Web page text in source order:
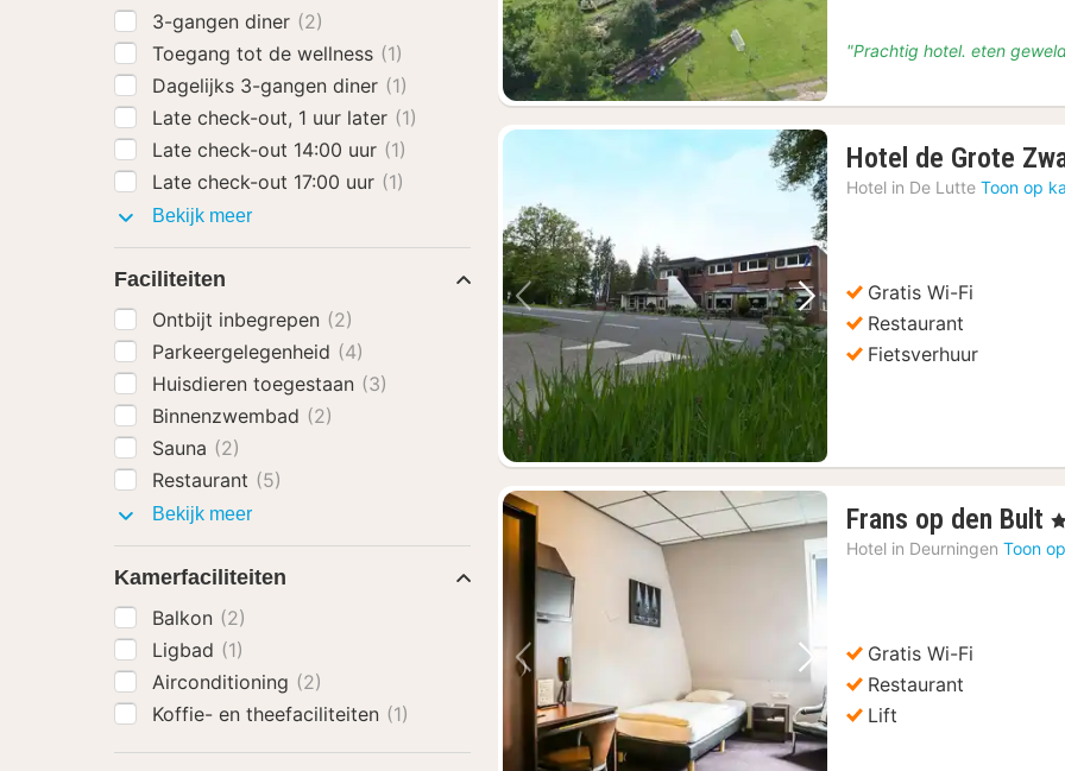
"Prachtig hotel. eten
Vorige foto Volgende foto
Hotel de Grote
Hotel in De Lutte Toon op
Gratis Wi-Fi
Restaurant
Fietsverhuur
Vorige foto Volgende foto
Frans op den Bult 1
,
Hotel in Deurningen Toon
Gratis Wi-Fi
Restaurant
Lift
3-gangen diner (2)
Toegang tot de wellness (1)
Dagelijks 3-gangen diner (1)
Late check-out, 1 uur later (1)
Late check-out 14:00 uur (1)
Late check-out 17:00 uur (1)
Bekijk meerHotel
Faciliteiten
Ontbijt inbegrepen (2)
Parkeergelegenheid (4)
Huisdieren toegestaan (3)
Binnenzwembad (2)
Sauna (2)
Restaurant (5)
Bekijk meerFaciliteiten
Kamerfaciliteiten
Balkon (2)
Ligbad (1)
Airconditioning (2)
Koffie- en theefaciliteiten (1)